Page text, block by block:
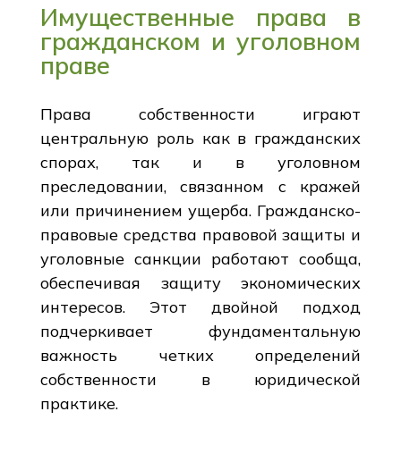
Имущественные права в
гражданском и уголовном
праве
Права собственности играют
центральную роль как в гражданских
спорах, так и в уголовном
преследовании, связанном с кражей
или причинением ущерба. Гражданско-
правовые средства правовой защиты и
уголовные санкции работают сообща,
обеспечивая защиту экономических
интересов. Этот двойной подход
подчеркивает фундаментальную
важность четких определений
собственности в юридической
практике.